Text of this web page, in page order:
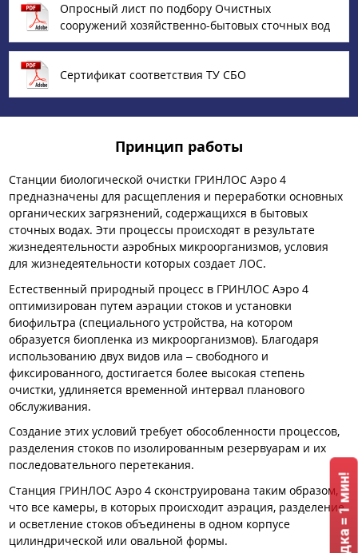
Опросный лист по подбору Очистных
сооружений хозяйственно-бытовых сточных вод
Сертификат соответствия ТУ СБО
Принцип работы
Станции биологической очистки ГРИНЛОС Аэро 4
предназначены для расщепления и переработки основных
органических загрязнений, содержащихся в бытовых
сточных водах. Эти процессы происходят в результате
жизнедеятельности аэробных микроорганизмов, условия
для жизнедеятельности которых создает ЛОС.
Естественный природный процесс в ГРИНЛОС Аэро 4
оптимизирован путем аэрации стоков и установки
биофильтра (специального устройства, на котором
образуется биопленка из микроорганизмов). Благодаря
использованию двух видов ила – свободного и
фиксированного, достигается более высокая степень
очистки, удлиняется временной интервал планового
обслуживания.
Создание этих условий требует обособленности процессов,
разделения стоков по изолированным резервуарам и их
последовательного перетекания.
Станция ГРИНЛОС Аэро 4 сконструирована таким образом,
что все камеры, в которых происходит аэрация, разделение
и осветление стоков объединены в одном корпусе
цилиндрической или овальной формы.